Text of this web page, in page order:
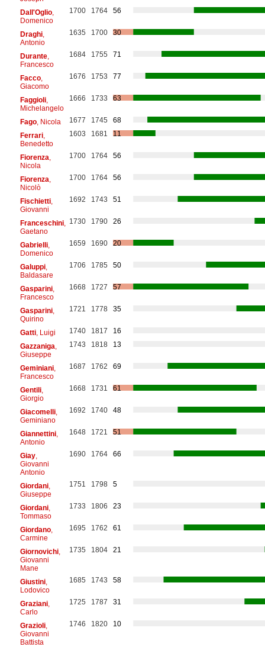
Dall'Oglio,
Domenico
1700 1764 56
Draghi,
Antonio
1635 1700 30
Durante,
Francesco
1684 1755 71
Facco,
Giacomo
1676 1753 77
Faggioli,
Michelangelo
1666 1733 63
Fago, Nicola 1677 1745
68
Ferrari,
Benedetto
1603 1681 11
Fiorenza
Nicola
1700 1764 56
Fiorenza
Nicolò
1700 1764 56
Fischietti,
Giovanni
1692 1743 51
Franceschini,
Gaetano
1730 1790 26
Gabrielli,
Domenico
1659 1690 20
Galuppi,
Baldasare
1706 1785 50
Gasparini,
Francesco
1668 1727 57
Gasparini,
Quirino
1721 1778 35
Gatti, Luigi 1740 1817
16
Gazzaniga
Giuseppe
1743 1818 13
Geminiani,
Francesco
1687 1762 69
Gentili,
Giorgio
1668 1731 61
Giacomelli,
Geminiano
1692 1740 48
Giannettini,
Antonio
1648 1721 51
Giay,
Giovanni
Antonio
1690 1764 66
Giordani,
Giuseppe
1751 1798 5
Giordani,
Tommaso
1733 1806 23
Giordano,
Carmine
1695 1762 61
Giornovichi,
Giovanni
Mane
1735 1804 21
Giustini,
Lodovico
1685 1743 58
Graziani,
Carlo
1725 1787 31
Grazioli,
Giovanni
Battista
1746 1820 10